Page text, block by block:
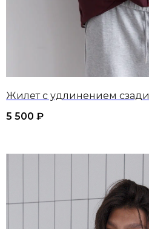
Жилет с удлинением сзади
5 500 ₽